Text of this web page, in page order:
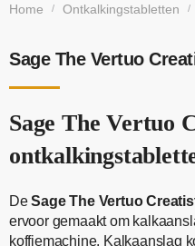
Home / Ontkalkingstabletten /
Sage The Vertuo
Sage The Vertuo
DeSage The Vertuo
ervoor gemaakt om
koffiemachine. Kalkaanslag